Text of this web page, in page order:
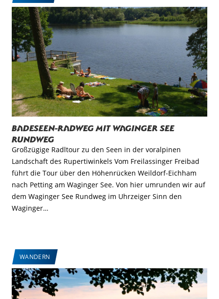
Badeseen-Radweg mit Waginger See
Rundweg
Großzügige Radltour zu den Seen in der voralpinen
Landschaft des Rupertiwinkels Vom Freilassinger Freibad
führt die Tour über den Höhenrücken Weildorf-Eichham
nach Petting am Waginger See. Von hier umrunden wir auf
dem Waginger See Rundweg im Uhrzeiger Sinn den
Waginger…
WANDERN